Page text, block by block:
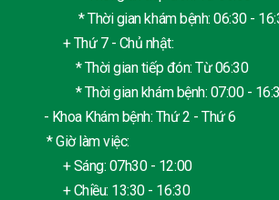
* Thời gian khám bệnh: 06:30 -
+ Thứ 7 - Chủ nhật:
* Thời gian tiếp đón: Từ 06:30
* Thời gian khám bệnh: 07:00 -
- Khoa Khám bệnh: Thứ 2 - Thứ 6
* Giờ làm việc:
+ Sáng: 07h30 - 12:00
+ Chiều: 13:30 - 16:30